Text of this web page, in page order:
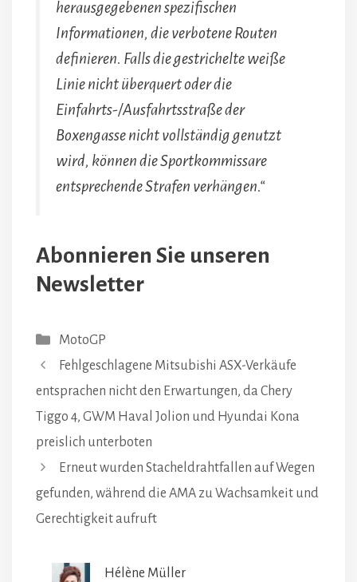
herausgegebenen spezifischen
Informationen, die verbotene Routen
definieren. Falls die gestrichelte weiße
Linie nicht überquert oder die
Einfahrts-/Ausfahrtsstraße der
Boxengasse nicht vollständig genutzt
wird, können die Sportkommissare
entsprechende Strafen verhängen.“
Abonnieren Sie unseren
Newsletter
Kategorien
MotoGP
Fehlgeschlagene Mitsubishi ASX-Verkäufe
entsprachen nicht den Erwartungen, da Chery
Tiggo 4, GWM Haval Jolion und Hyundai Kona
preislich unterboten
Erneut wurden Stacheldrahtfallen auf Wegen
gefunden, während die AMA zu Wachsamkeit und
Gerechtigkeit aufruft
Hélène Müller